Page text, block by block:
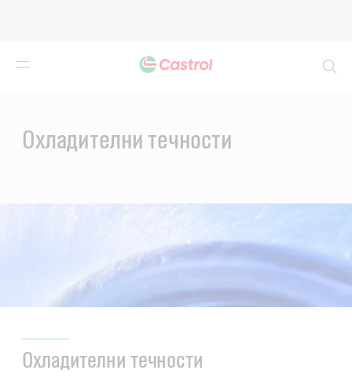
Охладителни течности
Охладителни течности